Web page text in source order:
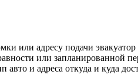
или адресу подачи
или запланированной
авто и адреса откуда и куда